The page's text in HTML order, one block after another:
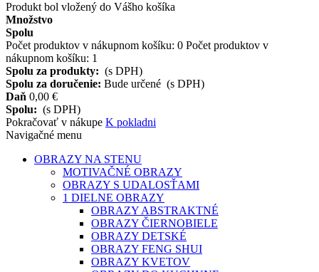
Produkt bol vložený do Vášho košíka
Množstvo
Spolu
Počet produktov v nákupnom košíku: 0 Počet produktov v
nákupnom košíku: 1
Spolu za produkty: (s DPH)
Spolu za doručenie: Bude určené (s DPH)
Daň 0,00 €
Spolu: (s DPH)
Pokračovať v nákupe K pokladni
Navigačné menu
OBRAZY NA STENU
MOTIVAČNÉ OBRAZY
OBRAZY S UDALOSŤAMI
1 DIELNE OBRAZY
OBRAZY ABSTRAKTNÉ
OBRAZY ČIERNOBIELE
OBRAZY DETSKÉ
OBRAZY FENG SHUI
OBRAZY KVETOV